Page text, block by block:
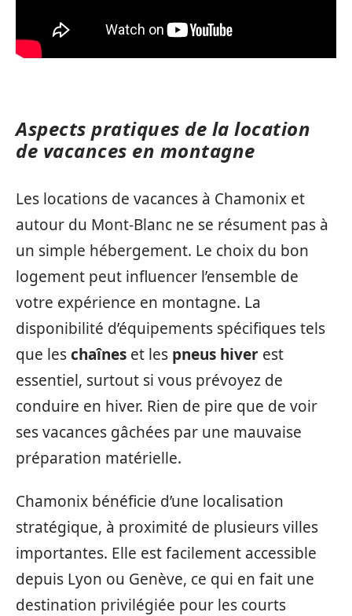
Aspects pratiques de la location
de vacances en montagne
Les locations de vacances à Chamonix et
autour du Mont-Blanc ne se résument pas à
un simple hébergement. Le choix du bon
logement peut influencer l’ensemble de
votre expérience en montagne. La
disponibilité d’équipements spécifiques tels
que leschaînes et les pneus hiver est
essentiel, surtout si vous prévoyez de
conduire en hiver. Rien de pire que de voir
ses vacances gâchées par une mauvaise
préparation matérielle.
Chamonix bénéficie d’une localisation
stratégique, à proximité de plusieurs villes
importantes. Elle est facilement accessible
depuis Lyon ou Genève, ce qui en fait une
destination privilégiée pour les courts